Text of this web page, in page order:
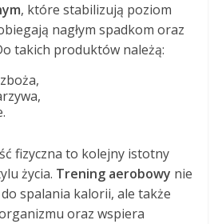
, które stabilizują poziom
nagłym spadkom oraz
takich produktów należą:
fizyczna to kolejny istotny
życia. Trening aerobowy nie
spalania kalorii, ale także
oraz wspiera